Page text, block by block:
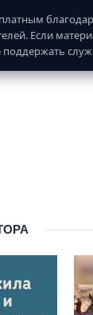
Если